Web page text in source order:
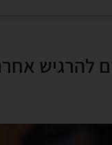
להרגיש